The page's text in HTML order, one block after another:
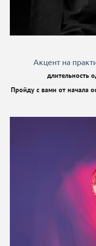
Акцент на
длительность
Пройду с вами от начала